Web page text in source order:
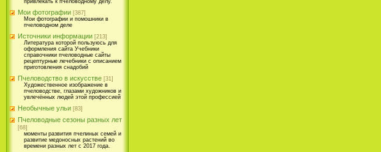
привлекать к пчеловодному делу.
Мои фотографии [387]
Мои фотографии и помошники в
пчеловодном деле
Источники информации [213]
Литература которой пользуюсь для
оформления сайта Учебники
справочники пчеловодные сайты
рецептурные лечебники с описанием
приготовления снадобий
Пчеловодство в искусстве [31]
Художественное изображение в
пчеловодстве, глазами художников и
увлечённых людей этой профессией
Необычные ульи [83]
Пчеловодные сезоны разных лет
[68]
моменты развития пчелиных семей и
развитие медоносных растений во
времени разных лет с 2017 года.